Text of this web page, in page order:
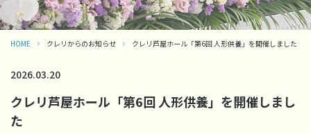
HOME クレリからのお知らせ クレリ芦屋ホール「第6回 人形供養」を開催しました
2026.03.20
クレリ芦屋ホール「第6回 人形供養」を開催しまし
た